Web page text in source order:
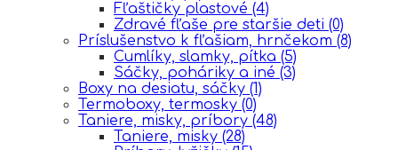
Fľaštičky plastové (4)
Zdravé fľaše pre staršie deti (0)
Príslušenstvo k fľašiam, hrnčekom (8)
Cumlíky, slamky, pítka (5)
Sáčky, poháriky a iné (3)
Boxy na desiatu, sáčky (1)
Termoboxy, termosky (0)
Taniere, misky, príbory (48)
Taniere, misky (28)